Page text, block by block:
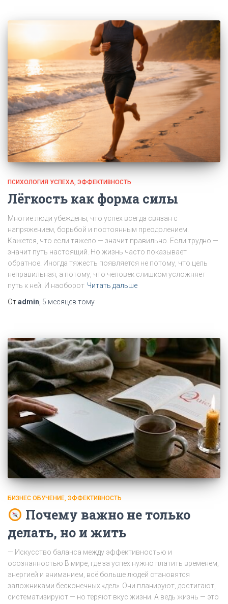
ПСИХОЛОГИЯ УСПЕХА ЭФФЕКТИВНОСТЬ
Лёгкость как форма силы
Многие люди убеждены, что успех всегда связан с
напряжением, борьбой и постоянным преодолением.
Кажется, что если тяжело — значит правильно. Если трудно —
значит путь настоящий. Но жизнь часто показывает
обратное. Иногда тяжесть появляется не потому, что цель
неправильная, а потому, что человек слишком усложняет
путь к ней. И наоборот Читать дальше
Отadmin 5 месяцев тому
БИЗНЕС ОБУЧЕНИЕ ЭФФЕКТИВНОСТЬ
Почему важно не только
делать, но и жить
— Искусство баланса между эффективностью и
осознанностью В мире, где за успех нужно платить временем,
энергией и вниманием, всё больше людей становятся
заложниками бесконечных «дел». Они планируют, достигают,
систематизируют — но теряют вкус жизни. А ведь жизнь — это